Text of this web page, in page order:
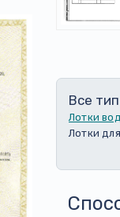
Все
Лотки
Лотки